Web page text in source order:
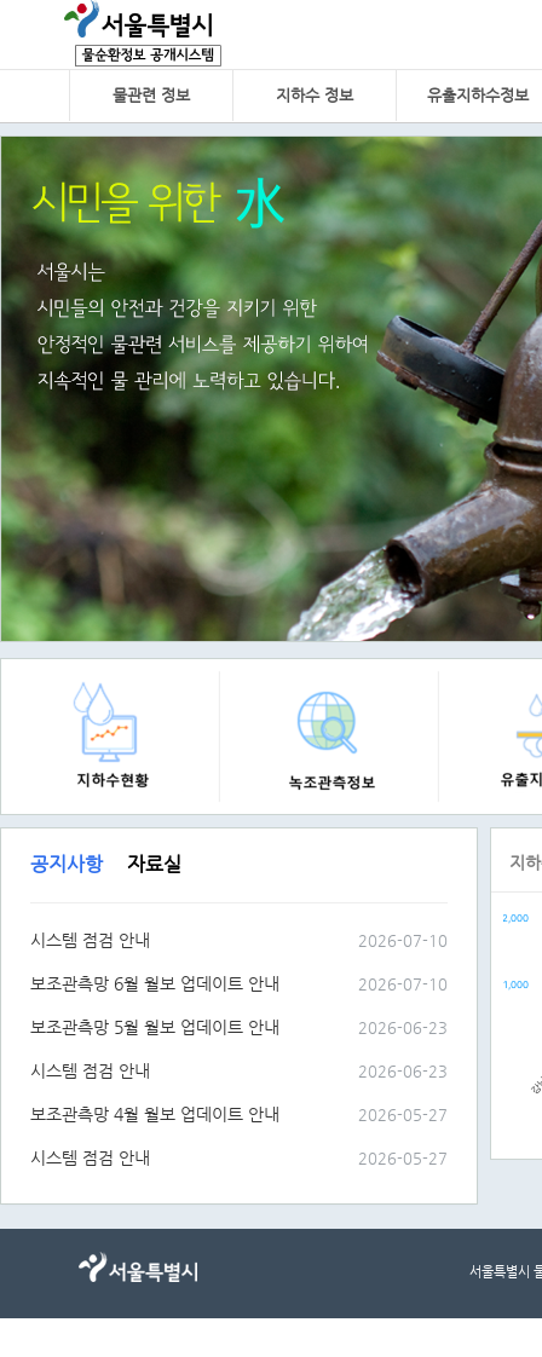
물관련 정보 지하수 정보 유출지하수정보
공지사항
시스템 점검 안내 2026-07-10
보조관측망 6월 월보 업데이트 안내 2026-07-10
보조관측망 5월 월보 업데이트 안내 2026-06-23
시스템 점검 안내 2026-06-23
보조관측망 4월 월보 업데이트 안내 2026-05-27
시스템 점검 안내 2026-05-27
자료실 지
Bar
1,000
2,000
서울특별시